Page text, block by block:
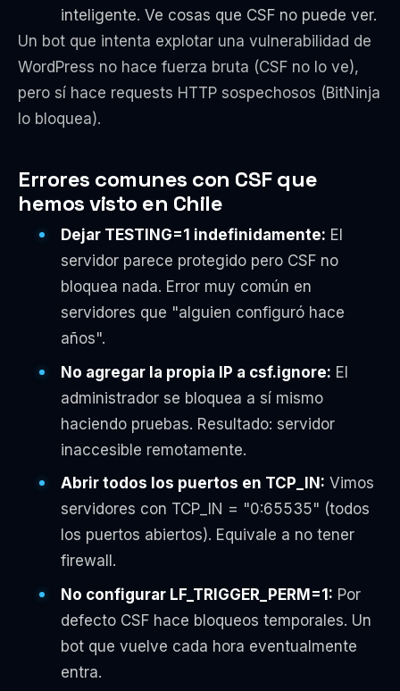
inteligente. Ve cosas que CSF no puede ver.
Un bot que intenta explotar una vulnerabilidad de
WordPress no hace fuerza bruta (CSF no lo ve),
pero sí hace requests HTTP sospechosos (BitNinja
lo bloquea).
Errores comunes con CSF que
hemos visto en Chile
Dejar TESTING=1 indefinidamente: El
servidor parece protegido pero CSF no
bloquea nada. Error muy común en
servidores que "alguien configuró hace
años".
No agregar la propia IP a csf.ignore: El
administrador se bloquea a sí mismo
haciendo pruebas. Resultado: servidor
inaccesible remotamente.
Abrir todos los puertos en TCP_IN: Vimos
servidores con TCP_IN = "0:65535" (todos
los puertos abiertos). Equivale a no tener
firewall.
No configurar LF_TRIGGER_PERM=1: Por
defecto CSF hace bloqueos temporales. Un
bot que vuelve cada hora eventualmente
entra.